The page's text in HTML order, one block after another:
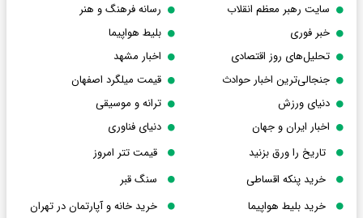
سایت رهبر معظم انقلاب
رسانه فرهنگ و هنر
خبر فوری
بلیط هواپیما
تحلیل‌های روز اقتصادی
اخبار مشهد
جنجالی‌ترین اخبار حوادث
قیمت میلگرد اصفهان
دنیای ورزش
ترانه و موسیقی
اخبار ایران و جهان
دنیای فناوری
تاریخ را ورق بزنید
قیمت تتر امروز
خرید پنکه اقساطی
سنگ قبر
خرید بلیط هواپیما
خرید خانه و آپارتمان در تهران